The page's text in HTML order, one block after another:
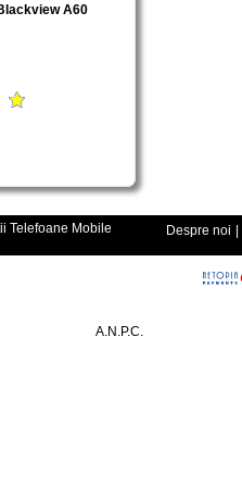
A60
Telefoane Mobile Despre noi |
A.N.P.C.